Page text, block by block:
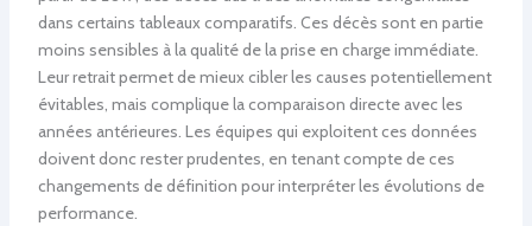
dans certains tableaux comparatifs. Ces décès sont en partie
moins sensibles à la qualité de la prise en charge immédiate.
Leur retrait permet de mieux cibler les causes potentiellement
évitables, mais complique la comparaison directe avec les
années antérieures. Les équipes qui exploitent ces données
doivent donc rester prudentes, en tenant compte de ces
changements de définition pour interpréter les évolutions de
performance.